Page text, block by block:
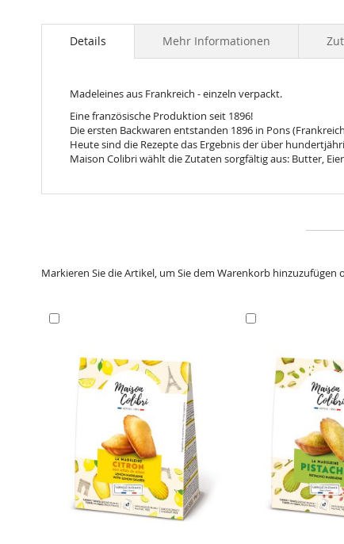
to
images
gallery
Details
Madeleines aus Frankreich - einzeln verpackt.
Eine französische Produktion seit 1896!
Die ersten Backwaren entstanden 1896 in Pons
Heute sind die Rezepte das Ergebnis der über
Maison Colibri wählt die Zutaten sorgfältig aus: Butter,
Mehr Informationen
Markieren Sie die Artikel, um Sie dem Warenkorb hinzuzufügen